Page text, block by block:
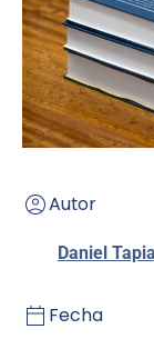
Autor
Daniel
Fecha